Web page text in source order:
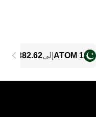
1 ATOM إلى